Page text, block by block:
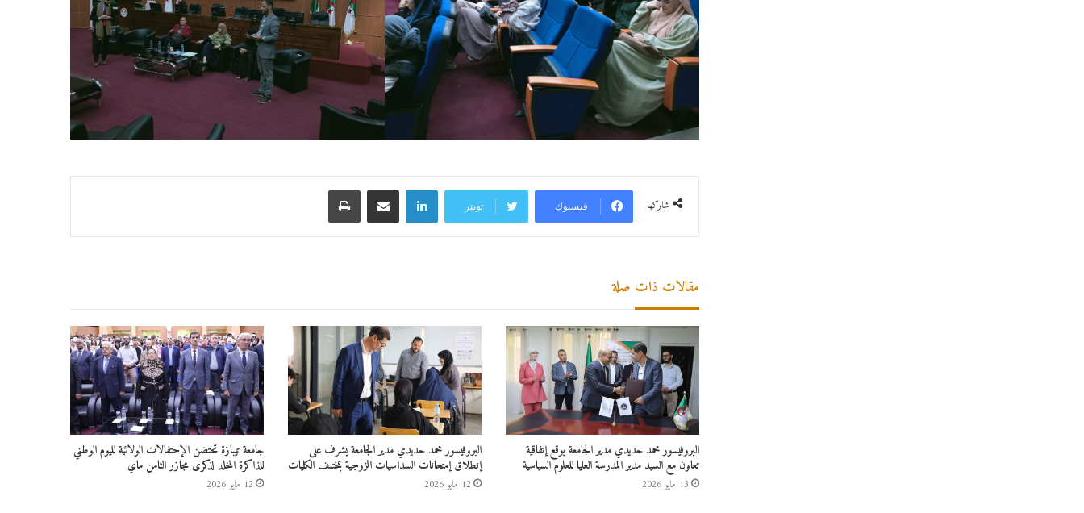
شاركها فيسبوك تويتر
لينكدإن مشاركة عبر البريد طباعة
مقالات ذات صلة
البروفيسور محمد حديدي مدير الجامعة يوقع إتفاقية
تعاون مع السيد مدير المدرسة العليا للعلوم السياسية
13 مايو 2026
البروفيسور محمد حديدي مدير الجامعة يشرف على
إنطلاق إمتحانات السداسيات الزوجية بمختلف الكليات
12 مايو 2026
جامعة تيبازة تحتضن الإحتفالات الولائية لليوم الوطني
للذاكرة المخلد لذكرى مجازر الثامن ماي
12 مايو 2026